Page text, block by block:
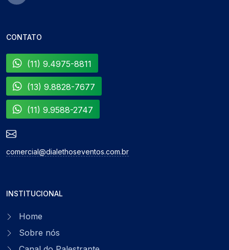
CONTATO
(11) 9.4975-8811
(13) 9.8828-7677
(11) 9.9588-2747
comercial@dialethoseventos.com.br
INSTITUCIONAL
Home
Sobre nós